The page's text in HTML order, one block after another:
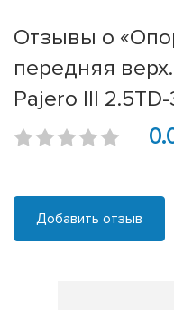
Отзывы о
передняя
Pajero III
Добавить отзыв